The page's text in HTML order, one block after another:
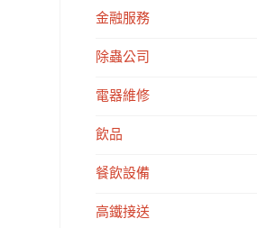
金融服務
除蟲公司
電器維修
飲品
餐飲設備
高鐵接送